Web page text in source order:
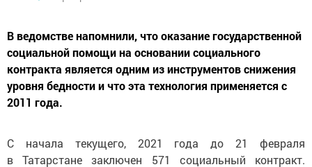
В ведомстве напомнили, что оказание государственной
социальной помощи на основании социального
контракта является одним из инструментов снижения
уровня бедности и что эта технология применяется с
2011 года.
С начала текущего, 2021 года до 21 февраля
в Татарстане заключен 571 социальный контракт.